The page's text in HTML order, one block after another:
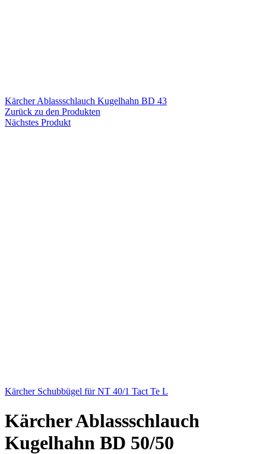
Kärcher Ablassschlauch Kugelhahn BD 43
Zurück zu den Produkten
Nächstes Produkt
Kärcher Schubbügel für NT 40/1 Tact Te L
Kärcher Ablassschlauch
Kugelhahn BD 50/50